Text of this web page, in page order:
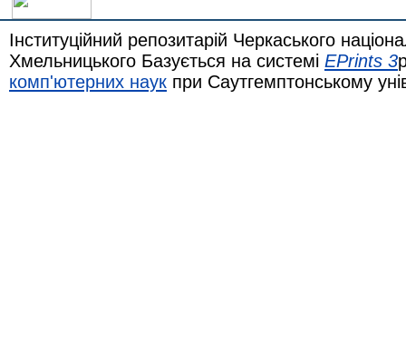
Інституційний репозитарій Черкаського
Хмельницького Базується на системі EPrints 3
комп'ютерних наук при Саутгемптонському